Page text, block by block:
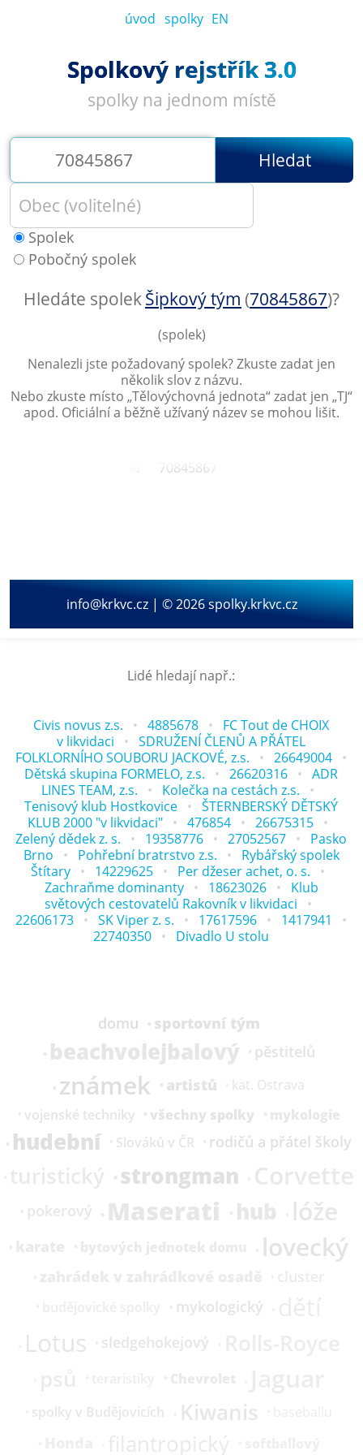
úvod spolky EN
Spolkový rejstřík 3.0
spolky na jednom místě
Hledat
Spolek
Pobočný spolek
Hledáte spolekŠipkový tým (70845867)?
(spolek)
Nenalezli jste požadovaný spolek? Zkuste zadat jen
několik slov z názvu.
Nebo zkuste místo „Tělovýchovná jednota“ zadat jen „TJ“
apod. Oficiální a běžně užívaný název se mohou lišit.
info@krkvc.cz | © 2026 spolky.krkvc.cz
Lidé hledají např.:
Civis novus z.s. 4885678
FC Tout de CHOIX
v likvidaci
SDRUŽENÍ ČLENŮ A PŘÁTEL
FOLKLORNÍHO SOUBORU JACKOVÉ, z.s.
26649004
Dětská skupina FORMELO, z.s.
26620316
ADR
LINES TEAM, z.s.
Kolečka na cestách z.s.
Tenisový klub Hostkovice
ŠTERNBERSKÝ DĚTSKÝ
KLUB 2000 "v likvidaci"
476854
26675315
Zelený dědek z. s.
19358776 27052567
Pasko
Brno
Pohřební bratrstvo z.s.
Rybářský spolek
Štítary
14229625
Per džeser achet, o. s.
Zachraňme dominanty
18623026
Klub
světových cestovatelů Rakovník v likvidaci
22606173
SK Viper z. s. 17617596
1417941
22740350
Divadlo U stolu
domu sportovní tým
beachvolejbalový pěstitelů
známek artistů kat. Ostrava
vojenské techniky
všechny spolky mykologie
hudební Slováků v ČR rodičů a přátel školy
strongman
pokerový Maserati hub lóže
lovecký
mykologický
Lotus
sledgehokejový
spolky v Budějovicích Kiwanis